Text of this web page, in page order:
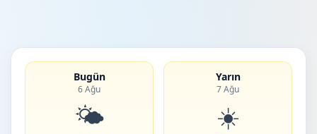
Bugün
6 Ağu
🌤️
Yarın
7 Ağu
☀️